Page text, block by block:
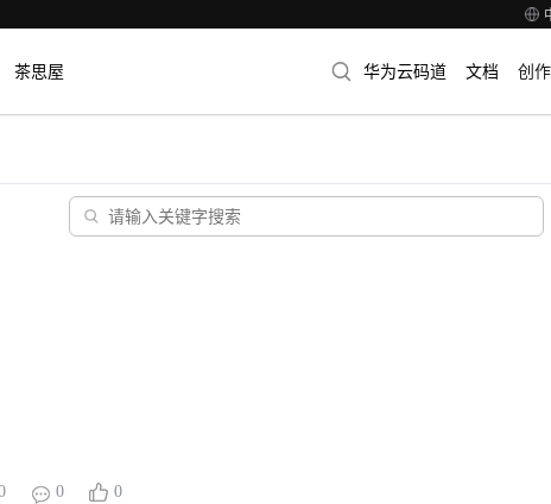
茶思屋 华为云码道 文档 创作
0 0